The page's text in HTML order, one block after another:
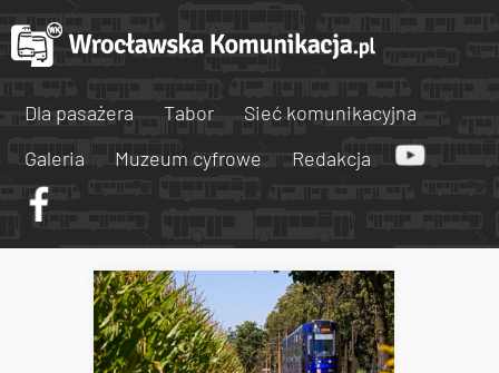
Dla pasażera Tabor
Sieć komunikacyjna
Galeria
Muzeum cyfrowe Redakcja